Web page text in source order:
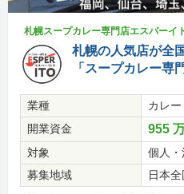
札幌スープカレー専門店エスパーイ
札幌の人気店が全
「スープカレー専
業種
カレー
開業資金
955
対象
個人・
募集地域
日本全